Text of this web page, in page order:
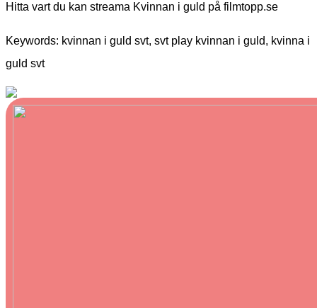
Hitta vart du kan streama Kvinnan i guld på filmtopp.se
Keywords: kvinnan i guld svt, svt play kvinnan i guld, kvinna i
guld svt